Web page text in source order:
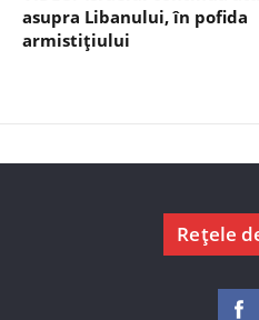
asupra Libanului, în pofida
armistițiului
Rețele